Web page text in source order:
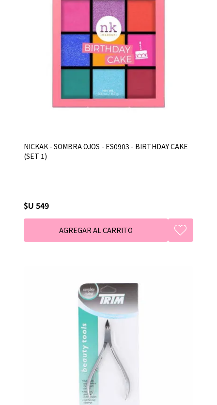
NICKAK - SOMBRA OJOS - ES0903 - BIRTHDAY CAKE
(SET 1)
$U 549